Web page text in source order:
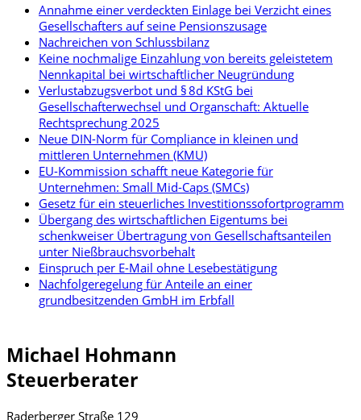
Annahme einer verdeckten Einlage bei Verzicht eines
Gesellschafters auf seine Pensionszusage
Nachreichen von Schlussbilanz
Keine nochmalige Einzahlung von bereits geleistetem
Nennkapital bei wirtschaftlicher Neugründung
Verlustabzugsverbot und § 8d KStG bei
Gesellschafterwechsel und Organschaft: Aktuelle
Rechtsprechung 2025
Neue DIN-Norm für Compliance in kleinen und
mittleren Unternehmen (KMU)
EU-Kommission schafft neue Kategorie für
Unternehmen: Small Mid-Caps (SMCs)
Gesetz für ein steuerliches Investitionssofortprogramm
Übergang des wirtschaftlichen Eigentums bei
schenkweiser Übertragung von Gesellschaftsanteilen
unter Nießbrauchsvorbehalt
Einspruch per E-Mail ohne Lesebestätigung
Nachfolgeregelung für Anteile an einer
grundbesitzenden GmbH im Erbfall
Michael Hohmann
Steuerberater
Raderberger Straße 129